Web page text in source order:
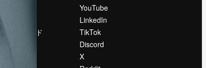
Reviews
採用情報
検索トレンド
YouTube
LinkedIn
TikTok
Discord
X